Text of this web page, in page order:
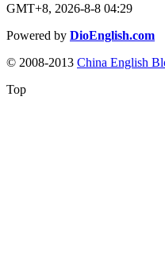
GMT+8, 2026-8-8 04:29
Powered by DioEnglish.com
© 2008-2013 China English
Top